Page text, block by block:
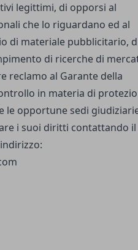
legittimi, di opporsi al
che lo riguardano ed al
di materiale pubblicitario,
di ricerche di
reclamo al Garante della
in materia di
le opportune sedi
i suoi diritti contattando il